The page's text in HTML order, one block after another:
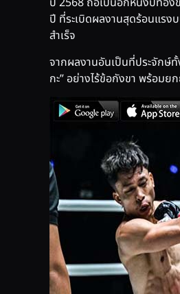
ปี ที่ระเบิดผลงานสุดร้อนแรง
สำเร็จ
จากผลงานอันเป็นที่ประจักษ์
กะ” อย่างไร้ข้อกังขา พร้อม